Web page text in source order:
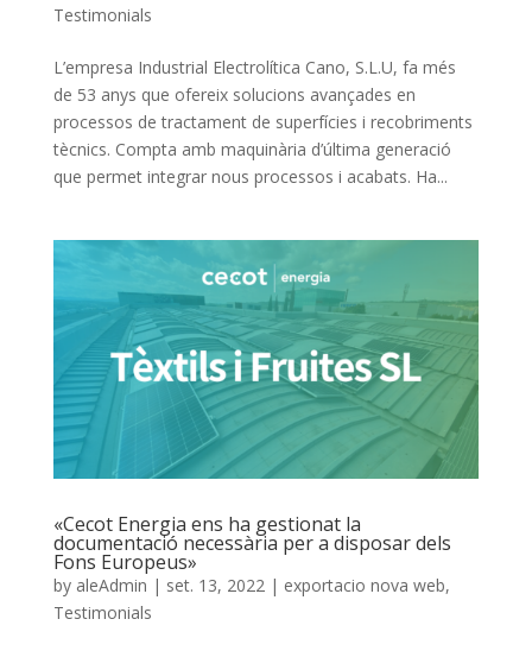
Testimonials
L’empresa Industrial Electrolítica Cano, S.L.U, fa més
de 53 anys que ofereix solucions avançades en
processos de tractament de superfícies i recobriments
tècnics. Compta amb maquinària d’última generació
que permet integrar nous processos i acabats. Ha...
«Cecot Energia ens ha gestionat la
documentació necessària per a disposar dels
Fons Europeus»
by aleAdmin | set. 13, 2022| exportacio nova web,
Testimonials